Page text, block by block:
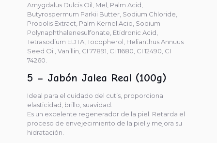
Amygdalus Dulcis Oil, Mel, Palm Acid,
Butyrospermum Parkii Butter, Sodium Chloride,
Propolis Extract, Palm Kernel Acid, Sodium
Polynaphthalenesulfonate, Etidronic Acid,
Tetrasodium EDTA, Tocopherol, Helianthus Annuus
Seed Oil, Vanillin, CI 77891, CI 11680, CI 12490, CI
74260.
5 – Jabón Jalea Real (100g)
Ideal para el cuidado del cutis, proporciona
elasticidad, brillo, suavidad.
Es un excelente regenerador de la piel. Retarda el
proceso de envejecimiento de la piel y mejora su
hidratación.